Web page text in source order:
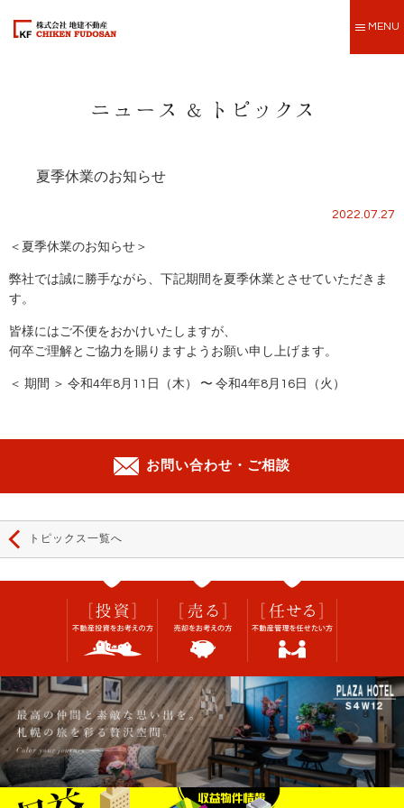
MENU
夏季休業のお知らせ
2022.07.27
＜夏季休業のお知らせ＞
弊社では誠に勝手ながら、下記期間を夏季休業とさせていただきま
す。
皆様にはご不便をおかけいたしますが、
何卒ご理解とご協力を賜りますようお願い申し上げます。
＜ 期間 ＞ 令和4年8月11日（木） 〜 令和4年8月16日（火）
お問い合わせ・ご相談
トピックス一覧へ